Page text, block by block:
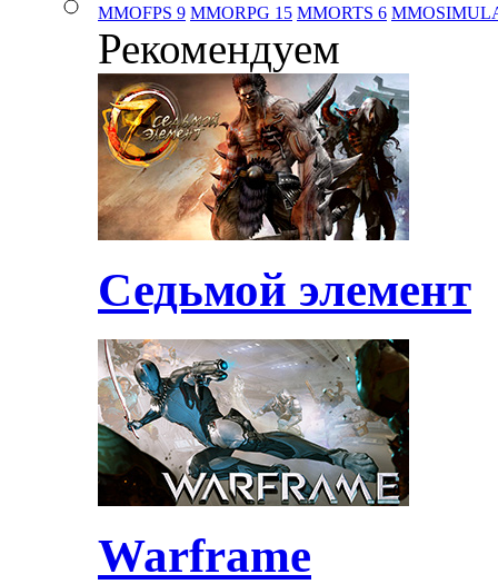
MMOFPS 9 MMORPG 15 MMORTS 6
Рекомендуем
Седьмой элемент
Warframe